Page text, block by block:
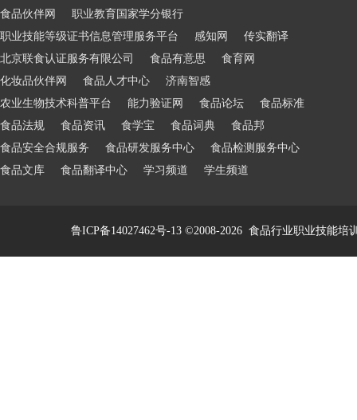
食品伙伴网
职业教育国家学分银行
职业技能等级证书信息管理服务平台
感知网
传实翻译
北京联食认证服务有限公司
食品有意思
食育网
化妆品伙伴网
食品人才中心
济南智感
农业生物技术科普平台
能力验证网 食品论坛
食品标准
食品法规
食品资讯 食学宝 食品词典
食品邦
食品安全合规服务
食品研发服务中心
食品检测服务中心
食品文库
食品翻译中心 学习频道 学生频道
鲁ICP备14027462号-13©2008-2026 食品行业职业技能培